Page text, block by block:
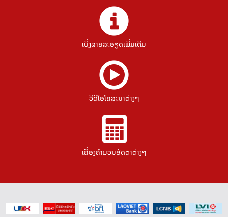
ເບິ່ງລາຍລະອຽດເພີ່ມເຕີມ
ວີດີໂອໂຄສະນາຕ່າງໆ
ເຄື່ອງຄຳນວນອັດຕາຕ່າງໆ